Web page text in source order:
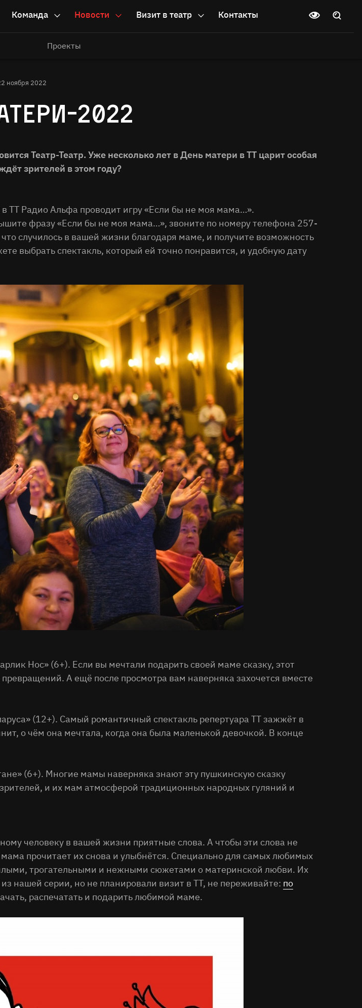
Команда Новости Визит в театр Контакты
Проекты
ноября 2022
2022
Театр-Театр. Уже несколько лет в День матери в ТТ царит особая
зрителей в этом году?
Радио Альфа проводит игру «Если бы не моя мама…».
фразу «Если бы не моя мама…», звоните по номеру телефона 257-
случилось в вашей жизни благодаря маме, и получите возможность
выбрать спектакль, который ей точно понравится, и удобную дату
Нос» (6+). Если вы мечтали подарить своей маме сказку, этот
А ещё после просмотра вам наверняка захочется вместе
(12+). Самый романтичный спектакль репертуара ТТ зажжёт в
о чём она мечтала, когда она была маленькой девочкой. В конце
(6+). Многие мамы наверняка знают эту пушкинскую сказку
и их мам атмосферой традиционных народных гуляний и
человеку в вашей жизни приятные слова. А чтобы эти слова не
прочитает их снова и улыбнётся. Специально для самых любимых
трогательными и нежными сюжетами о материнской любви. Их
нашей серии, но не планировали визит в ТТ, не переживайте: по
распечатать и подарить любимой маме.